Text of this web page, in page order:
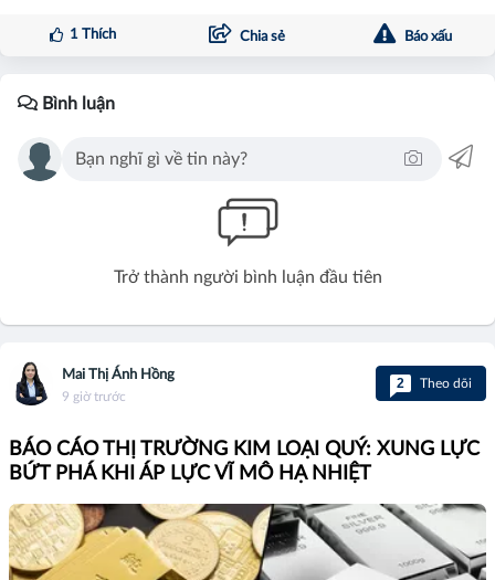
1Thích Chia sẻ Báo xấu
Bình luận
Trở thành người bình luận đầu tiên
Mai Thị Ánh Hồng
9 giờ trước
2 Theo dõi
BÁO CÁO THỊ TRƯỜNG KIM LOẠI QUÝ: XUNG LỰC
BỨT PHÁ KHI ÁP LỰC VĨ MÔ HẠ NHIỆT